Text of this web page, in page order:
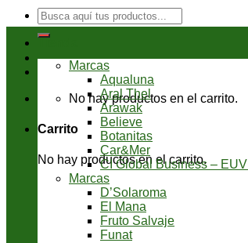
Buscar
por:
No hay productos en el carrito.
Carrito
No hay productos en el carrito.
Marcas
Aqualuna
Aral Thel
Arawak
Believe
Botanitas
Car&Mer
CI Global Business – EUVI
Marcas
D’Solaroma
El Mana
Fruto Salvaje
Funat